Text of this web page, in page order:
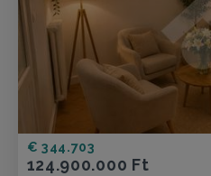
€ 344.703
124.900.000 Ft